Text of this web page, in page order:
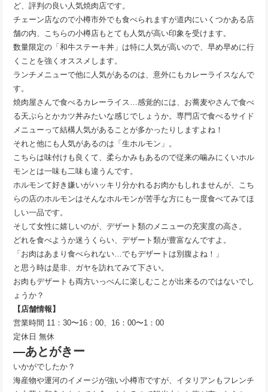
ど、評判の良い人気焼肉店です。
チェーン店なので小樽市外でも食べられますが道内にいくつかある店
舗の内、こちらの小樽店もとても人気が高い印象を受けます。
数量限定の「和牛ステーキ丼」は特に人気が高いので、早め早めに行
くことを強くオススメします。
ランチメニューで他に人気があるのは、意外にもカレーライスなんで
す。
焼肉屋さんで食べるカレーライス…感覚的には、お蕎麦やさんで食べ
る天ぷらとかカツ丼みたいな感じでしょうか。専門店で食べるサイド
メニューって結構人気があることが多かったりしますよね！
それと他にも人気があるのは「生ホルモン」。
こちらは味付けも良くて、柔らかみもあるので従来の噛みにくいホル
モンとは一味も二味も違うんです。
ホルモンて好き嫌いがハッキリ分かれるお肉かもしれませんが、こち
らの店のホルモンはそんなホルモンが苦手な方にも一度食べてみてほ
しい一品です。
そして女性に嬉しいのが、デザート類のメニューの充実度の高さ。
どれを食べようか迷うくらい、デザート類が豊富なんですよ。
「お肉はあまり食べられない…でもデザートは別腹よね！」
と思う時は是非、ガヤを訪れてみて下さい。
お肉もデザートも両方いっぺんに楽しむことが出来るのではないでし
ょうか？
【店舗情報】
営業時間 11：30〜16：00、16：00〜1：00
定休日 無休
—あとがきー
いかがでしたか？
海産物や運河のイメージが強い小樽市ですが、イタリアンもフレンチ